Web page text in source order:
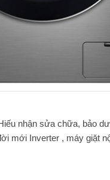
nhận sửa chữa, bảo
mới Inverter , máy giặt